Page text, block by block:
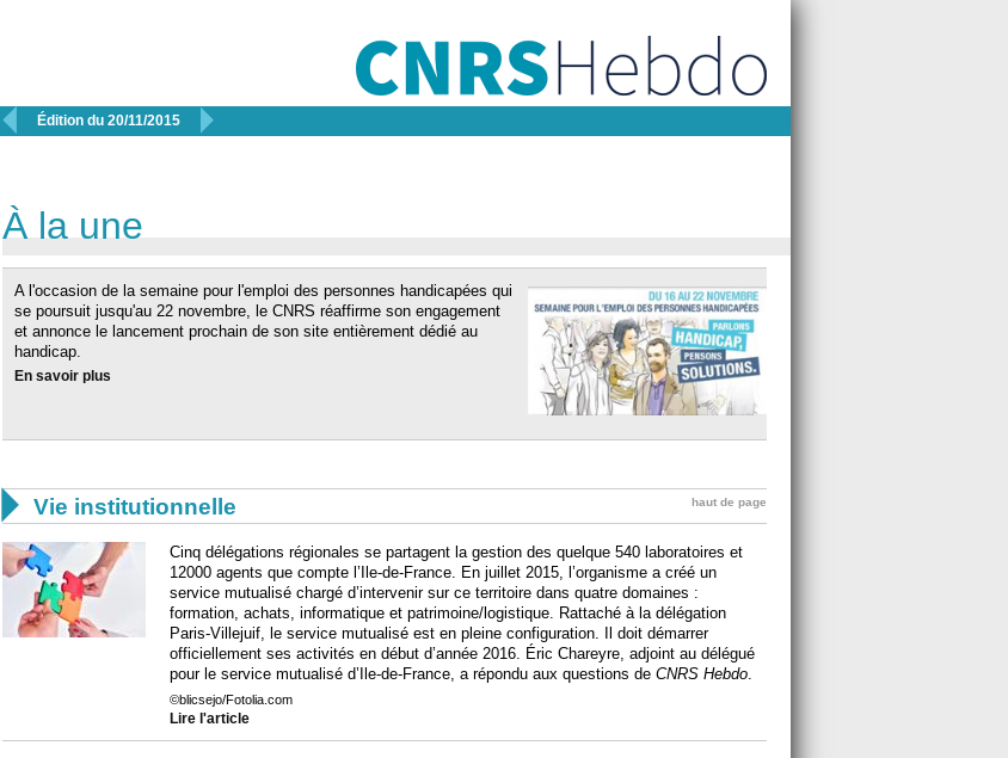
 Édition du 20/11/2015 
À la une
A l'occasion de la semaine pour l'emploi des personnes handicapées qui
se poursuit jusqu'au 22 novembre, le CNRS réaffirme son engagement
et annonce le lancement prochain de son site entièrement dédié au
handicap.
En savoir plus
 Vie institutionnelle haut de page
Cinq délégations régionales se partagent la gestion des quelque 540 laboratoires et
12000 agents que compte l’Ile-de-France. En juillet 2015, l’organisme a créé un
service mutualisé chargé d’intervenir sur ce territoire dans quatre domaines :
formation, achats, informatique et patrimoine/logistique. Rattaché à la délégation
Paris-Villejuif, le service mutualisé est en pleine configuration. Il doit démarrer
officiellement ses activités en début d’année 2016. Éric Chareyre, adjoint au délégué
pour le service mutualisé d’Ile-de-France, a répondu aux questions de CNRS Hebdo.
©blicsejo/Fotolia.com
Lire l'article